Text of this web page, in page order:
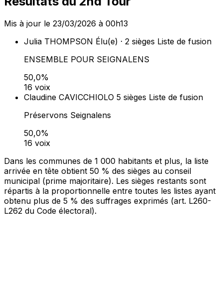
Mis à jour le 23/03/2026 à 00h13
Julia THOMPSON Élu(e) · 2 sièges Liste de fusion
ENSEMBLE POUR SEIGNALENS
50,0%
16 voix
Claudine CAVICCHIOLO 5 sièges Liste de fusion
Préservons Seignalens
50,0%
16 voix
Dans les communes de 1 000 habitants et plus, la liste
arrivée en tête obtient 50 % des sièges au conseil
municipal (prime majoritaire). Les sièges restants sont
répartis à la proportionnelle entre toutes les listes ayant
obtenu plus de 5 % des suffrages exprimés (art. L260-
L262 du Code électoral).